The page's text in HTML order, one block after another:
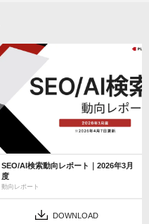
SEO/AI検索動向レポート｜2026年3月
度
動向レポート
DOWNLOAD